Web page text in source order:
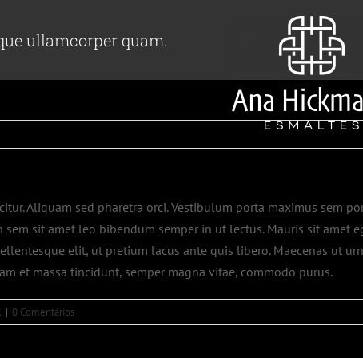
ullamcorper quam.
Aliquam sed pharetra orci. Vestibulum porta maximus sem
sem sit amet leo bibendum semper in ut lectus. Mauris sit amet
elit, ut pretium lacus ante quis libero. Maecenas ut
et massa tincidunt, semper magna vitae, commodo purus.
| 0 Comentários